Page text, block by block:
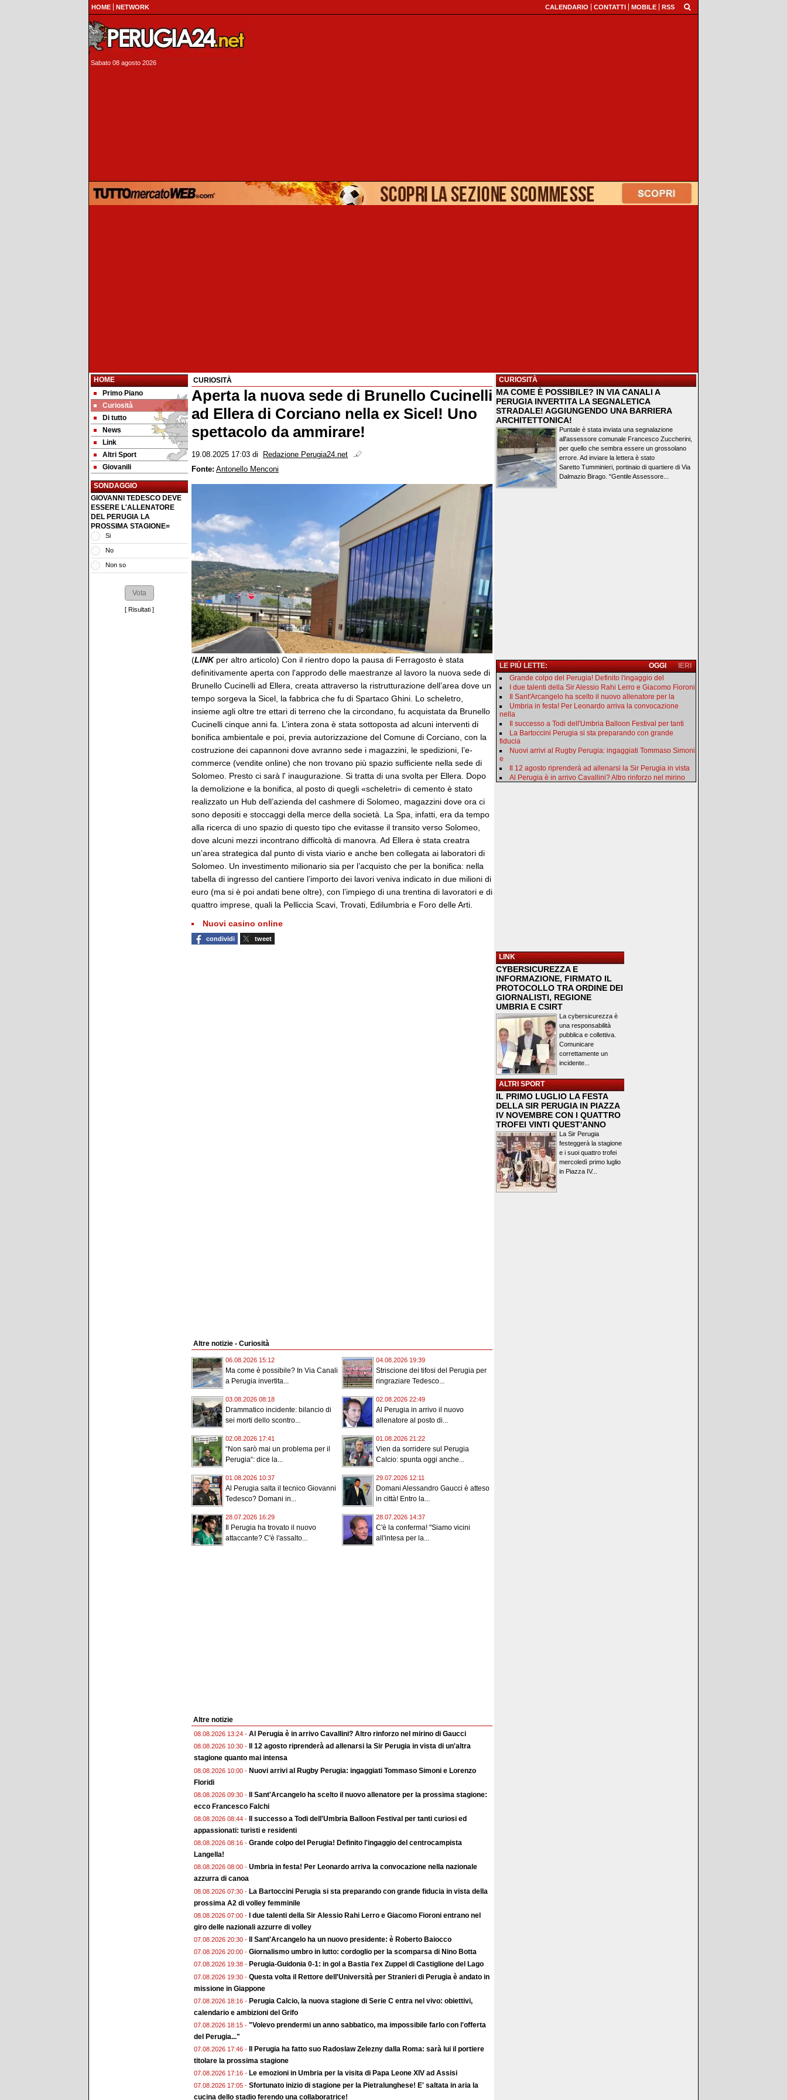
HOME NETWORK CALENDARIO CONTATTI MOBILE RSS
Sabato 08 agosto 2026
HOME
Primo Piano
Curiosità
Di tutto
News
Link
Altri Sport
Giovanili
SONDAGGIO
GIOVANNI TEDESCO DEVE
ESSERE L'ALLENATORE
DEL PERUGIA LA
PROSSIMA STAGIONE=
Si
No
Non so
[ Risultati ]
CURIOSITÀ
Aperta la nuova sede di Brunello Cucinelli
ad Ellera di Corciano nella ex Sicel! Uno
spettacolo da ammirare!
19.08.2025 17:03 di
Redazione Perugia24.net
Fonte: Antonello Menconi
(LINKper altro articolo) Con il rientro dopo la pausa di Ferragosto è stata
definitivamente aperta con l'approdo delle maestranze al lavoro la nuova sede di
Brunello Cucinelli ad Ellera, creata attraverso la ristrutturazione dell’area dove un
tempo sorgeva la Sicel, la fabbrica che fu di Spartaco Ghini. Lo scheletro,
insieme agli oltre tre ettari di terreno che la circondano, fu acquistata da Brunello
Cucinelli cinque anni fa. L’intera zona è stata sottoposta ad alcuni interventi di
bonifica ambientale e poi, previa autorizzazione del Comune di Corciano, con la
costruzione dei capannoni dove avranno sede i magazzini, le spedizioni, l’e-
commerce (vendite online) che non trovano più spazio sufficiente nella sede di
Solomeo. Presto ci sarà l' inaugurazione. Si tratta di una svolta per Ellera. Dopo
la demolizione e la bonifica, al posto di quegli «scheletri» di cemento è stato
realizzato un Hub dell’azienda del cashmere di Solomeo, magazzini dove ora ci
sono depositi e stoccaggi della merce della società. La Spa, infatti, era da tempo
alla ricerca di uno spazio di questo tipo che evitasse il transito verso Solomeo,
dove alcuni mezzi incontrano difficoltà di manovra. Ad Ellera è stata creatra
un’area strategica dal punto di vista viario e anche ben collegata ai laboratori di
Solomeo. Un investimento milionario sia per l’acquisto che per la bonifica: nella
tabella di ingresso del cantiere l’importo dei lavori veniva indicato in due milioni di
euro (ma si è poi andati bene oltre), con l’impiego di una trentina di lavoratori e di
quattro imprese, quali la Pelliccia Scavi, Trovati, Edilumbria e Foro delle Arti.
Nuovi casino online
condividi tweet
Altre notizie - Curiosità
06.08.2026 15:12
Ma come è possibile? In Via Canali
a Perugia invertita...
04.08.2026 19:39
Striscione dei tifosi del Perugia per
ringraziare Tedesco...
03.08.2026 08:18
Drammatico incidente: bilancio di
sei morti dello scontro...
02.08.2026 22:49
Al Perugia in arrivo il nuovo
allenatore al posto di...
02.08.2026 17:41
“Non sarò mai un problema per il
Perugia“: dice la...
01.08.2026 21:22
Vien da sorridere sul Perugia
Calcio: spunta oggi anche...
01.08.2026 10:37
Al Perugia salta il tecnico Giovanni
Tedesco? Domani in...
29.07.2026 12:11
Domani Alessandro Gaucci è atteso
in città! Entro la...
28.07.2026 16:29
Il Perugia ha trovato il nuovo
attaccante? C'è l'assalto...
28.07.2026 14:37
C'è la conferma! "Siamo vicini
all'intesa per la...
Altre notizie
08.08.2026 13:24 - Al Perugia è in arrivo Cavallini? Altro rinforzo nel mirino di Gaucci
08.08.2026 10:30 -
Il 12 agosto riprenderà ad allenarsi la Sir Perugia in vista di un'altra
stagione quanto mai intensa
08.08.2026 10:00 - Nuovi arrivi al Rugby Perugia: ingaggiati Tommaso Simoni e Lorenzo
Floridi
08.08.2026 09:30 - Il Sant'Arcangelo ha scelto il nuovo allenatore per la prossima stagione:
ecco Francesco Falchi
08.08.2026 08:44 -
Il successo a Todi dell'Umbria Balloon Festival per tanti curiosi ed
appassionati: turisti e residenti
08.08.2026 08:16 - Grande colpo del Perugia! Definito l'ingaggio del centrocampista
Langella!
08.08.2026 08:00 - Umbria in festa! Per Leonardo arriva la convocazione nella nazionale
azzurra di canoa
08.08.2026 07:30 - La Bartoccini Perugia si sta preparando con grande fiducia in vista della
prossima A2 di volley femminile
08.08.2026 07:00 - I due talenti della Sir Alessio Rahi Lerro e Giacomo Fioroni entrano nel
giro delle nazionali azzurre di volley
07.08.2026 20:30 - Il Sant'Arcangelo ha un nuovo presidente: è Roberto Baiocco
07.08.2026 20:00 - Giornalismo umbro in lutto: cordoglio per la scomparsa di Nino Botta
07.08.2026 19:38 - Perugia-Guidonia 0-1: in gol a Bastia l'ex Zuppel di Castiglione del Lago
07.08.2026 19:30 - Questa volta il Rettore dell'Università per Stranieri di Perugia è andato in
missione in Giappone
07.08.2026 18:16 - Perugia Calcio, la nuova stagione di Serie C entra nel vivo: obiettivi,
calendario e ambizioni del Grifo
07.08.2026 18:15 - "Volevo prendermi un anno sabbatico, ma impossibile farlo con l'offerta
del Perugia..."
07.08.2026 17:46 -
Il Perugia ha fatto suo Radoslaw Zelezny dalla Roma: sarà lui il portiere
titolare la prossima stagione
07.08.2026 17:16 - Le emozioni in Umbria per la visita di Papa Leone XIV ad Assisi
07.08.2026 17:05 - Sfortunato inizio di stagione per la Pietralunghese! E' saltata in aria la
cucina dello stadio ferendo una collaboratrice!
CURIOSITÀ
MA COME È POSSIBILE? IN VIA CANALI A
PERUGIA INVERTITA LA SEGNALETICA
STRADALE! AGGIUNGENDO UNA BARRIERA
ARCHITETTONICA!
Puntale è stata inviata una segnalazione
all'assessore comunale Francesco Zuccherini,
per quello che sembra essere un grossolano
errore. Ad inviare la lettera è stato
Saretto Tumminieri, portinaio di quartiere di Via
Dalmazio Birago. "Gentile Assessore...
LE PIÙ LETTE: IERI
OGGI
Grande colpo del Perugia! Definito l'ingaggio del
I due talenti della Sir Alessio Rahi Lerro e Giacomo Fioroni
Il Sant'Arcangelo ha scelto il nuovo allenatore per la
Umbria in festa! Per Leonardo arriva la convocazione
nella
Il successo a Todi dell'Umbria Balloon Festival per tanti
La Bartoccini Perugia si sta preparando con grande
fiducia
Nuovi arrivi al Rugby Perugia: ingaggiati Tommaso Simoni
e
Il 12 agosto riprenderà ad allenarsi la Sir Perugia in vista
Al Perugia è in arrivo Cavallini? Altro rinforzo nel mirino
LINK
CYBERSICUREZZA E
INFORMAZIONE, FIRMATO IL
PROTOCOLLO TRA ORDINE DEI
GIORNALISTI, REGIONE
UMBRIA E CSIRT
La cybersicurezza è
una responsabilità
pubblica e collettiva.
Comunicare
correttamente un
incidente...
ALTRI SPORT
IL PRIMO LUGLIO LA FESTA
DELLA SIR PERUGIA IN PIAZZA
IV NOVEMBRE CON I QUATTRO
TROFEI VINTI QUEST'ANNO
La Sir Perugia
festeggerà la stagione
e i suoi quattro trofei
mercoledì primo luglio
in Piazza IV...